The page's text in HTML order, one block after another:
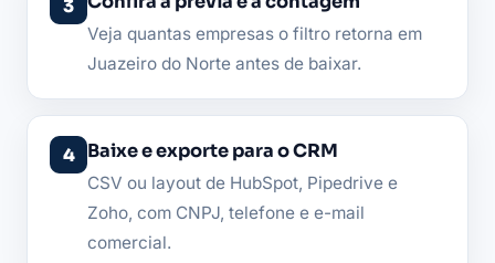
Veja quantas empresas o filtro retorna em
Juazeiro do Norte antes de baixar.
Baixe e exporte para o CRM
CSV ou layout de HubSpot, Pipedrive e
Zoho, com CNPJ, telefone e e-mail
comercial.